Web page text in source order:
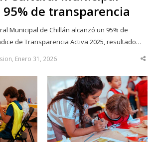
de transparencia
Municipal de Chillán alcanzó un 95% de
de Transparencia Activa 2025, resultado…
Enero 31, 2026